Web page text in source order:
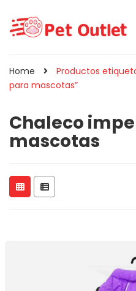
Home
Productos
para mascotas”
Chaleco
mascotas